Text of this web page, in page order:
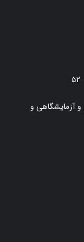
و آزمایشگاهی و